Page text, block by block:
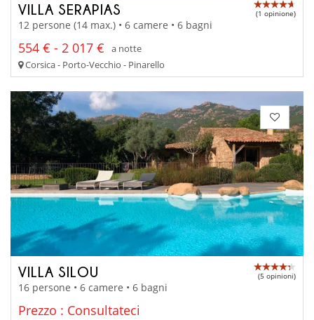
VILLA SERAPIAS (1 opinione)
12 persone (14 max.) • 6 camere • 6 bagni
554 € - 2 017 €
a notte
Corsica - Porto-Vecchio - Pinarello
VILLA SILOU (5 opinioni)
16 persone • 6 camere • 6 bagni
Prezzo : Consultateci